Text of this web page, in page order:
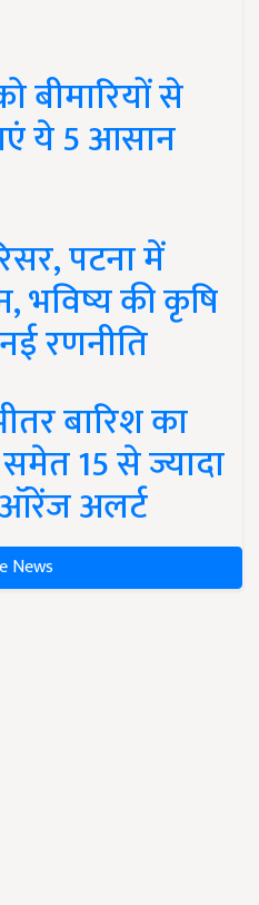
से
ये 5 आसान
पटना में
भविष्य की कृषि
रणनीति
बारिश का
15 से ज्यादा
ऑरेंज अलर्ट
News